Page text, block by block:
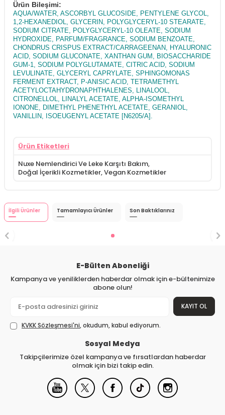
Ürün Bileşimi:
AQUA/WATER, ASCORBYL GLUCOSIDE, PENTYLENE GLYCOL,
1,2-HEXANEDIOL, GLYCERIN, POLYGLYCERYL-10 STEARATE,
SODIUM CITRATE, POLYGLYCERYL-10 OLEATE, SODIUM
HYDROXIDE, PARFUM/FRAGRANCE, SODIUM BENZOATE,
CHONDRUS CRISPUS EXTRACT/CARRAGEENAN, HYALURONIC
ACID, SODIUM GLUCONATE, XANTHAN GUM, BIOSACCHARIDE
GUM-1, SODIUM POLYGLUTAMATE, CITRIC ACID, SODIUM
LEVULINATE, GLYCERYL CAPRYLATE, SPHINGOMONAS
FERMENT EXTRACT, P-ANISIC ACID, TETRAMETHYL
ACETYLOCTAHYDRONAPHTHALENES, LINALOOL,
CITRONELLOL, LINALYL ACETATE, ALPHA-ISOMETHYL
IONONE, DIMETHYL PHENETHYL ACETATE, GERANIOL,
VANILLIN, ISOEUGENYL ACETATE [N6205/A].
Ürün Etiketleri
Nuxe Nemlendirici Ve Leke Karşıtı Bakım,
Doğal İçerikli Kozmetikler,Vegan Kozmetikler
İlgili Ürünler Tamamlayıcı Ürünler Son Baktıklarınız
E-Bülten Aboneliği
Kampanya ve yeniliklerden haberdar olmak için e-bültenimize
abone olun!
KAYIT OL
KVKK Sözleşmesi'ni, okudum, kabul ediyorum.
Sosyal Medya
Takipçilerimize özel kampanya ve fırsatlardan haberdar
olmak için bizi takip edin.